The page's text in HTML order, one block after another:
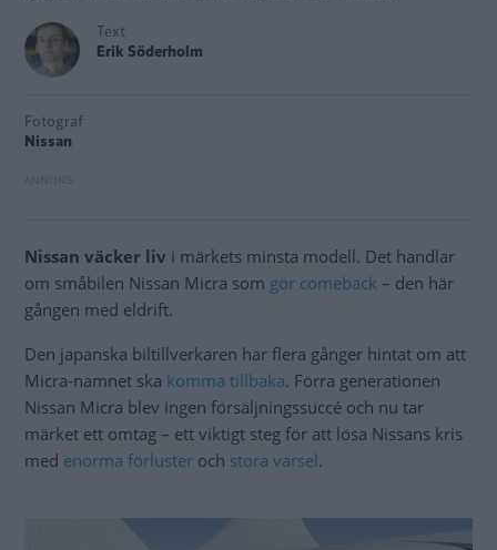
Text
Erik Söderholm
Fotograf
Nissan
Nissan väcker liv i märkets minsta modell. Det handlar
om småbilen Nissan Micra som gör comeback – den här
gången med eldrift.
Den japanska biltillverkaren har flera gånger hintat om att
Micra-namnet ska komma tillbaka. Förra generationen
Nissan Micra blev ingen försäljningssuccé och nu tar
märket ett omtag – ett viktigt steg för att lösa Nissans kris
med enorma förluster och stora varsel.